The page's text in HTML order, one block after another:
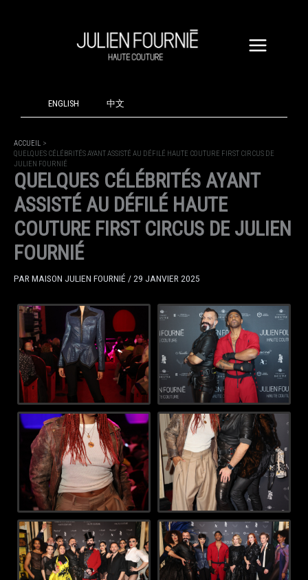
ENGLISH 中文
ACCUEIL
QUELQUES CÉLÉBRITÉS AYANT ASSISTÉ AU DÉFILÉ HAUTE COUTURE FIRST CIRCUS DE
JULIEN FOURNIÉ
QUELQUES CÉLÉBRITÉS AYANT
ASSISTÉ AU DÉFILÉ HAUTE
COUTURE FIRST CIRCUS DE JULIEN
FOURNIÉ
PAR MAISON JULIEN FOURNIÉ /29 JANVIER 2025